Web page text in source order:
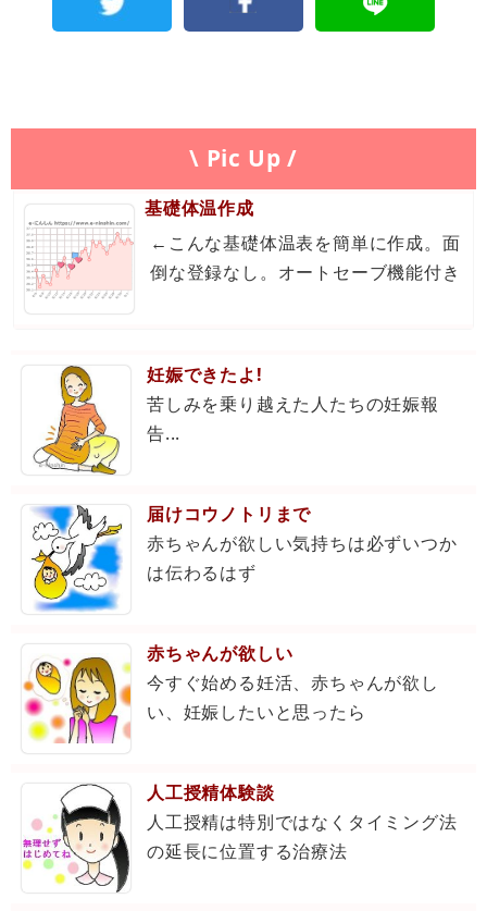
\ Pic Up /
基礎体温作成
←こんな基礎体温表を簡単に作成。面
倒な登録なし。オートセーブ機能付き
妊娠できたよ!
苦しみを乗り越えた人たちの妊娠報
告...
届けコウノトリまで
赤ちゃんが欲しい気持ちは必ずいつか
は伝わるはず
赤ちゃんが欲しい
今すぐ始める妊活、赤ちゃんが欲し
い、妊娠したいと思ったら
人工授精体験談
人工授精は特別ではなくタイミング法
の延長に位置する治療法